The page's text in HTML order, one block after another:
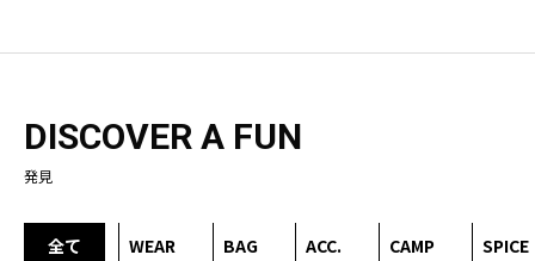
DISCOVER A FUN
発見
全て WEAR BAG ACC. CAMP SPICE